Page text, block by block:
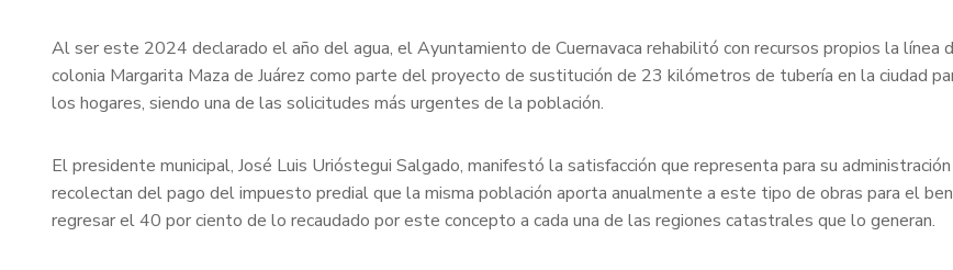
Al ser este 2024 declarado el año del agua, el Ayuntamiento de Cuernavaca rehabilitó con recursos propios la
colonia Margarita Maza de Juárez como parte del proyecto de sustitución de 23 kilómetros de tubería en la ciudad
los hogares, siendo una de las solicitudes más urgentes de la población.
El presidente municipal, José Luis Urióstegui Salgado, manifestó la satisfacción que representa para su
recolectan del pago del impuesto predial que la misma población aporta anualmente a este tipo de obras para el
regresar el 40 por ciento de lo recaudado por este concepto a cada una de las regiones catastrales que lo generan.